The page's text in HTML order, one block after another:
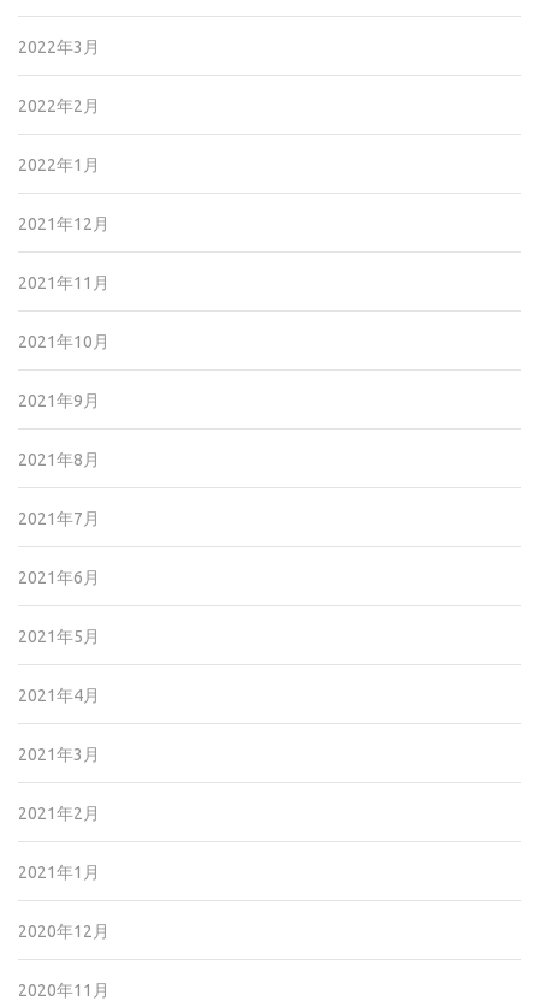
2022年3月
2022年2月
2022年1月
2021年12月
2021年11月
2021年10月
2021年9月
2021年8月
2021年7月
2021年6月
2021年5月
2021年4月
2021年3月
2021年2月
2021年1月
2020年12月
2020年11月